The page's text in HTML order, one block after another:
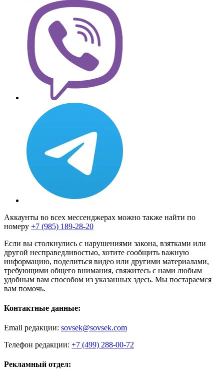
Аккаунты во всех мессенджерах можно также найти по
номеру +7 (985) 189-28-20
Если вы столкнулись с нарушениями закона, взятками или
другой несправедливостью, хотите сообщить важную
информацию, поделиться видео или другими материалами,
требующими общего внимания, свяжитесь с нами любым
удобным вам способом из указанных здесь. Мы постараемся
вам помочь.
Контактные данные:
Email редакции: sovsek@sovsek.com
Телефон редакции: +7 (499) 288-00-72
Рекламный отдел: